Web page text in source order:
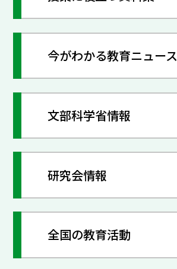
今がわかる教育ニュース
文部科学省情報
研究会情報
全国の教育活動